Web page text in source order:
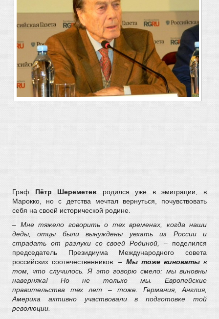
Граф Пётр Шереметев родился уже в эмиграции, в
Марокко, но с детства мечтал вернуться, почувствовать
себя на своей исторической родине.
– Мне тяжело говорить о тех временах, когда наши
деды, отцы были вынуждены уехать из России и
страдать от разлуки со своей Родиной, – поделился
председатель Президиума Международного совета
российских соотечественников. – Мы тоже виноватыв
том, что случилось. Я это говорю смело: мы виновны
наверняка! Но не только мы. Европейские
правительства тех лет – тоже. Германия, Англия,
Америка активно участвовали в подготовке той
революции.